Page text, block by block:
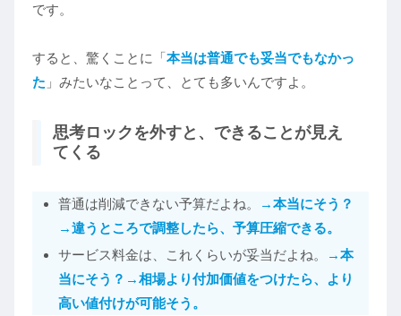
です。
すると、驚くことに「本当は普通でも妥当でもなかっ
た 」みたいなことって、とても多いんですよ。
思考ロックを外すと、できることが見え
てくる
普通は削減できない予算だよね。 →本当にそう ？
→違うところで調整したら、予算圧縮できる。
サービス料金は、これくらいが妥当だよね。
→本
当にそう？ →相場より付加価値をつけたら、より
高い値付けが可能そう。